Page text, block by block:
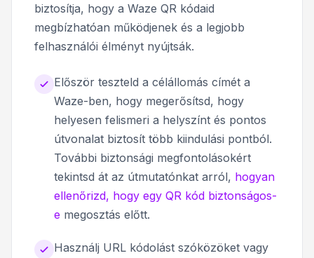
biztosítja, hogy a Waze QR kódaid
megbízhatóan működjenek és a legjobb
felhasználói élményt nyújtsák.
Először teszteld a célállomás címét a
Waze-ben, hogy megerősítsd, hogy
helyesen felismeri a helyszínt és pontos
útvonalat biztosít több kiindulási pontból.
További biztonsági megfontolásokért
tekintsd át az útmutatónkat arról, hogyan
ellenőrizd, hogy egy QR kód biztonságos-
e megosztás előtt.
Használj URL kódolást szóközöket vagy